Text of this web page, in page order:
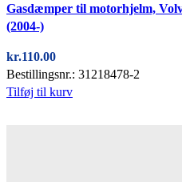
Gasdæmper til motorhjelm,
(2004-)
kr.110.00
Bestillingsnr.: 31218478-2
Tilføj til kurv